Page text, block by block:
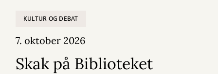
KULTUR OG DEBAT
7. oktober 2026
Skak på Biblioteket